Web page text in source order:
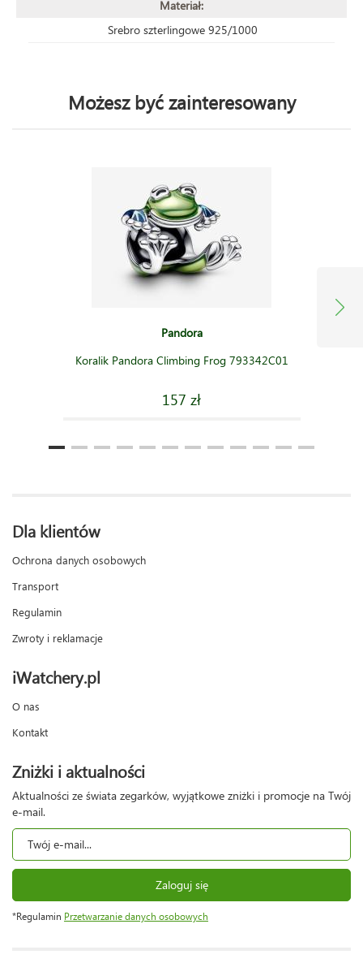
Materiał:
Srebro szterlingowe 925/1000
Możesz być zainteresowany
Pandora
Koralik Pandora Climbing Frog 793342C01
157 zł
Dla klientów
Ochrona danych osobowych
Transport
Regulamin
Zwroty i reklamacje
iWatchery.pl
O nas
Kontakt
Zniżki i aktualności
Aktualności ze świata zegarków, wyjątkowe zniżki i promocje na Twój
e-mail.
Zaloguj się
*Regulamin Przetwarzanie danych osobowych